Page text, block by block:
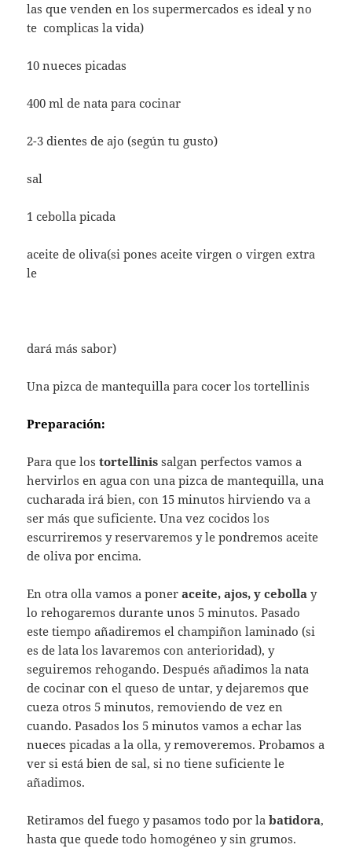
las que venden en los supermercados es ideal y no
te complicas la vida)
10 nueces picadas
400 ml de nata para cocinar
2-3 dientes de ajo (según tu gusto)
sal
1 cebolla picada
aceite de oliva(si pones aceite virgen o virgen extra
le
dará más sabor)
Una pizca de mantequilla para cocer los tortellinis
Preparación:
Para que lostortellinis salgan perfectos vamos a
hervirlos en agua con una pizca de mantequilla, una
cucharada irá bien, con 15 minutos hirviendo va a
ser más que suficiente. Una vez cocidos los
escurriremos y reservaremos y le pondremos aceite
de oliva por encima.
En otra olla vamos a poneraceite, ajos, y cebollay
lo rehogaremos durante unos 5 minutos. Pasado
este tiempo añadiremos el champiñon laminado (si
es de lata los lavaremos con anterioridad), y
seguiremos rehogando. Después añadimos la nata
de cocinar con el queso de untar, y dejaremos que
cueza otros 5 minutos, removiendo de vez en
cuando. Pasados los 5 minutos vamos a echar las
nueces picadas a la olla, y removeremos. Probamos a
ver si está bien de sal, si no tiene suficiente le
añadimos.
Retiramos del fuego y pasamos todo por labatidora,
hasta que quede todo homogéneo y sin grumos.